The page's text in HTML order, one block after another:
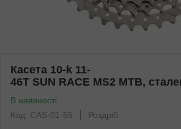
Касета 10-k 11-
46T SUN RACE MS2 MTB,
В наявності
Код: CAS-01-55
Роздріб